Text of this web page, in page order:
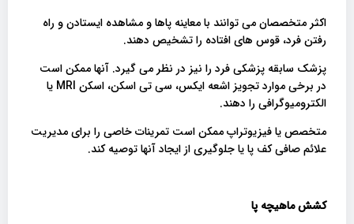
اکثر متخصصان می توانند با معاینه پاها و مشاهده ایستادن و راه
رفتن فرد، قوس های افتاده را تشخیص دهند.
پزشک سابقه پزشکی فرد را نیز در نظر می گیرد. آنها ممکن است
در برخی موارد تجویز اشعه ایکس، سی تی اسکن، اسکن MRI یا
الکترومیوگرافی را دهند.
متخصص یا فیزیوتراپ ممکن است تمرینات خاصی را برای مدیریت
علائم صافی کف پا یا جلوگیری از ایجاد آنها توصیه کند.
کشش ماهیچه پا